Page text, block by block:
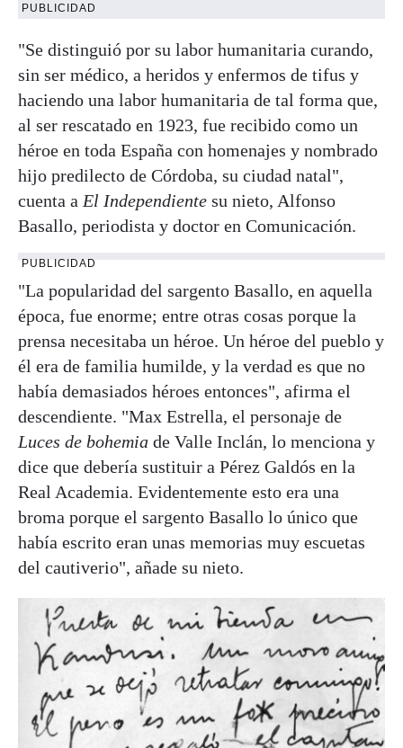
PUBLICIDAD
"Se distinguió por su labor humanitaria curando,
sin ser médico, a heridos y enfermos de tifus y
haciendo una labor humanitaria de tal forma que,
al ser rescatado en 1923, fue recibido como un
héroe en toda España con homenajes y nombrado
hijo predilecto de Córdoba, su ciudad natal",
cuenta a El Independiente su nieto, Alfonso
Basallo, periodista y doctor en Comunicación.
PUBLICIDAD
"La popularidad del sargento Basallo, en aquella
época, fue enorme; entre otras cosas porque la
prensa necesitaba un héroe. Un héroe del pueblo y
él era de familia humilde, y la verdad es que no
había demasiados héroes entonces", afirma el
descendiente. "Max Estrella, el personaje de
Luces de bohemia de Valle Inclán, lo menciona y
dice que debería sustituir a Pérez Galdós en la
Real Academia. Evidentemente esto era una
broma porque el sargento Basallo lo único que
había escrito eran unas memorias muy escuetas
del cautiverio", añade su nieto.